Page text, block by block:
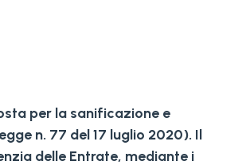
per la sanificazione e
n. 77 del 17 luglio 2020). Il
delle Entrate, mediante i